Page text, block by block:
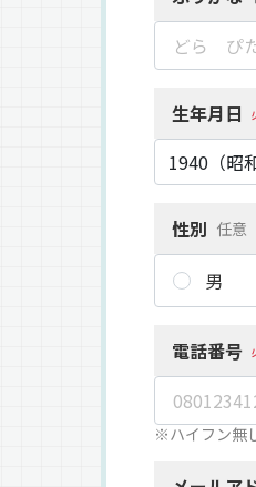
生年月日
性別 任意
男
電話番号
※ハイフン無